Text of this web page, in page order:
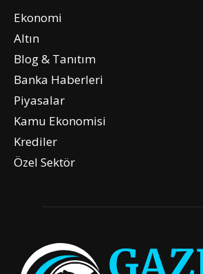
Ekonomi
Altın
Blog & Tanıtım
Banka Haberleri
Piyasalar
Kamu Ekonomisi
Krediler
Özel Sektör